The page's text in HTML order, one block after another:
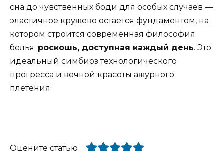
сна до чувственных боди для особых случаев —
эластичное кружево остается фундаментом, на
котором строится современная философия
белья: роскошь, доступная каждый день. Это
идеальный симбиоз технологического
прогресса и вечной красоты ажурного
плетения.
Оцените статью